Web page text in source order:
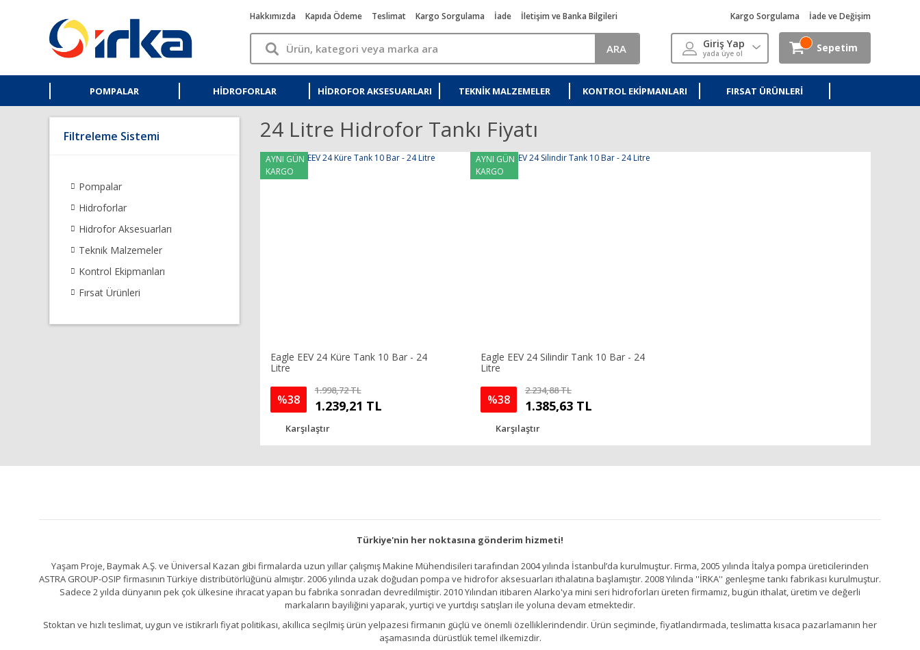
Hakkımızda Kapıda Ödeme Teslimat Kargo Sorgulama İade İletişim ve Banka Bilgileri
ARA
Kargo Sorgulama İade ve Değişim
Giriş Yap
yada üye ol Sepetim
POMPALAR HIDROFORLAR HIDROFOR AKSESUARLARI TEKNIK MALZEMELER KONTROL EKIPMANLARI FIRSAT ÜRÜNLERI
Filtreleme Sistemi
Pompalar
Hidroforlar
Hidrofor Aksesuarları
Teknik Malzemeler
Kontrol Ekipmanları
Fırsat Ürünleri
24 Litre Hidrofor Tankı Fiyatı
AYNI GÜN
KARGO
Eagle EEV 24 Küre Tank 10 Bar - 24
Litre
%38
1.998,72 TL
1.239,21 TL
Karşılaştır
AYNI GÜN
KARGO
Eagle EEV 24 Silindir Tank 10 Bar - 24
Litre
%38
2.234,88 TL
1.385,63 TL
Karşılaştır
Türkiye'nin her noktasına gönderim hizmeti!
Yaşam Proje, Baymak A.Ş. ve Üniversal Kazan gibi firmalarda uzun yıllar çalışmış Makine Mühendisileri tarafından 2004 yılında İstanbul’da kurulmuştur. Firma, 2005 yılında İtalya pompa üreticilerinden
ASTRA GROUP-OSIP firmasının Türkiye distribütörlüğünü almıştır. 2006 yılında uzak doğudan pompa ve hidrofor aksesuarları ithalatına başlamıştır. 2008 Yılında ''İRKA'' genleşme tankı fabrikası kurulmuştur.
Sadece 2 yılda dünyanın pek çok ülkesine ihracat yapan bu fabrika sonradan devredilmiştir. 2010 Yılından itibaren Alarko'ya mini seri hidroforları üreten firmamız, bugün ithalat, üretim ve değerli
markaların bayiliğini yaparak, yurtiçi ve yurtdışı satışları ile yoluna devam etmektedir.
Stoktan ve hızlı teslimat, uygun ve istikrarlı fiyat politikası, akıllıca seçilmiş ürün yelpazesi firmanın güçlü ve önemli özelliklerindendir. Ürün seçiminde, fiyatlandırmada, teslimatta kısaca pazarlamanın her
aşamasında dürüstlük temel ilkemizdir.